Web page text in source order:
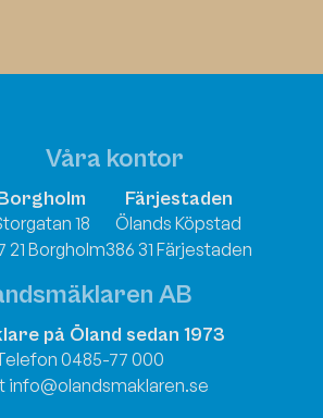
Våra kontor
18
21 Borgholm
Färjestaden
Ölands Köpstad
386 31 Färjestaden
AB
på Öland sedan 1973
0485-77 000
info@olandsmaklaren.se